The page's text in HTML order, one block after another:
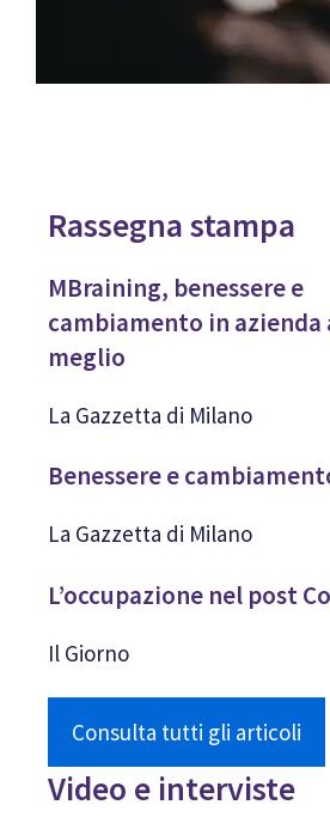
Rassegna stampa
MBraining, benessere e
cambiamento in azienda
meglio
La Gazzetta di Milano
Benessere e
La Gazzetta di Milano
L’occupazione nel post
Il Giorno
Consulta tutti gli articoli
Video e interviste